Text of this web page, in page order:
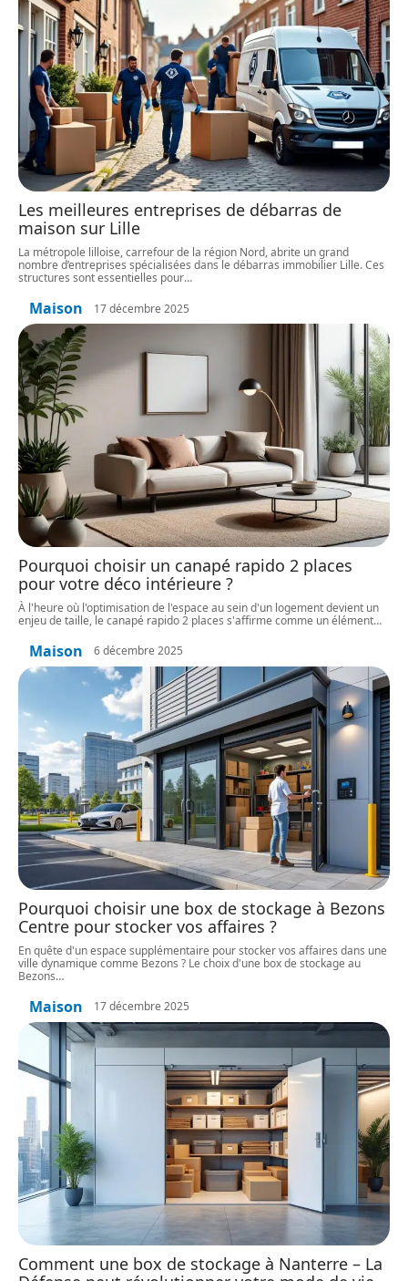
Les meilleures entreprises de débarras de
maison sur Lille
La métropole lilloise, carrefour de la région Nord, abrite un grand
nombre d’entreprises spécialisées dans le débarras immobilier Lille. Ces
structures sont essentielles pour…
Maison 17 décembre 2025
Pourquoi choisir un canapé rapido 2 places
pour votre déco intérieure ?
À l'heure où l'optimisation de l'espace au sein d'un logement devient un
enjeu de taille, le canapé rapido 2 places s'affirme comme un élément…
Maison 6 décembre 2025
Pourquoi choisir une box de stockage à Bezons
Centre pour stocker vos affaires ?
En quête d'un espace supplémentaire pour stocker vos affaires dans une
ville dynamique comme Bezons ? Le choix d'une box de stockage au
Bezons…
Maison 17 décembre 2025
Comment une box de stockage à Nanterre – La